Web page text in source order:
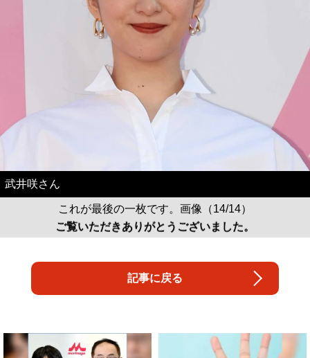
武井咲さん
これが最後の一枚です。画像（14/14）
ご覧いただきありがとうございました。
記事に戻る